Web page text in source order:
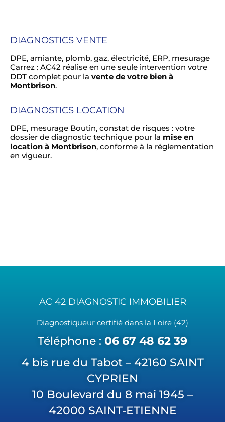
DIAGNOSTICS VENTE
DPE, amiante, plomb, gaz, électricité, ERP, mesurage
Carrez : AC42 réalise en une seule intervention votre
DDT complet pour la vente de votre bien à
Montbrison.
DIAGNOSTICS LOCATION
DPE, mesurage Boutin, constat de risques : votre
dossier de diagnostic technique pour la mise en
location à Montbrison, conforme à la réglementation
en vigueur.
AC 42 DIAGNOSTIC IMMOBILIER
Diagnostiqueur certifié dans la Loire (42)
Téléphone : 06 67 48 62 39
4 bis rue du Tabot – 42160 SAINT
CYPRIEN
10 Boulevard du 8 mai 1945 –
42000 SAINT-ETIENNE